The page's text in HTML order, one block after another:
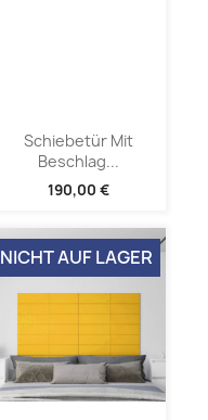
Schiebetür Mit
Beschlag...
190,00 €
NICHT AUF LAGER